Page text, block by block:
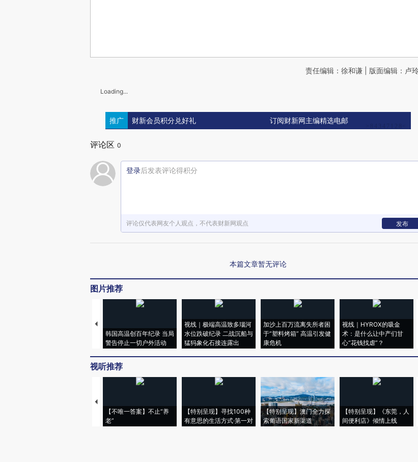
责任编辑：徐和谦 | 版面编辑：卢
Loading...
推广 财新会员积分兑好礼 订阅财新网主编精选电邮
评论区 0
登录后发表评论得积分
评论仅代表网友个人观点，不代表财新网观点 发布
本篇文章暂无评论
图片推荐
韩国高温创百年纪录 当局
警告停止一切户外活动
视线｜极端高温致多瑙河
水位跌破纪录 二战沉船与
猛犸象化石接连露出
加沙上百万流离失所者困
于“塑料烤箱” 高温引发健
康危机
视线｜HYROX的吸金
术：是什么让中产们甘
心“花钱找虐”？
视听推荐
【不唯一答案】不止“养
老”
【特别呈现】寻找100种
有意思的生活方式·第一对
【特别呈现】澳门全力探
索葡语国家新渠道
【特别呈现】《东莞，人
间便利店》倾情上线